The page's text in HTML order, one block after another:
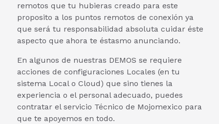
remotos que tu hubieras creado para este
proposito a los puntos remotos de conexión ya
que será tu responsabilidad absoluta cuidar éste
aspecto que ahora te éstasmo anunciando.
En algunos de nuestras DEMOS se requiere
acciones de configuraciones Locales (en tu
sistema Local o Cloud) que sino tienes la
experiencia o el personal adecuado, puedes
contratar el servicio Técnico de Mojomexico para
que te apoyemos en todo.